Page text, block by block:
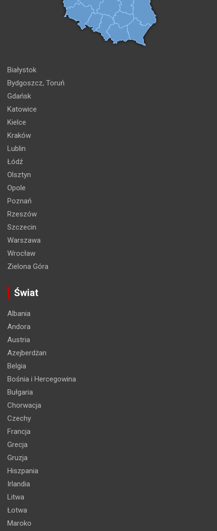
Białystok
Bydgoszcz, Toruń
Gdańsk
Katowice
Kielce
Kraków
Lublin
Łódź
Olsztyn
Opole
Poznań
Rzeszów
Szczecin
Warszawa
Wrocław
Zielona Góra
Świat
Albania
Andora
Austria
Azejberdżan
Belgia
Bośnia i Hercegowina
Bułgaria
Chorwacja
Czechy
Francja
Grecja
Gruzja
Hiszpania
Irlandia
Litwa
Łotwa
Maroko